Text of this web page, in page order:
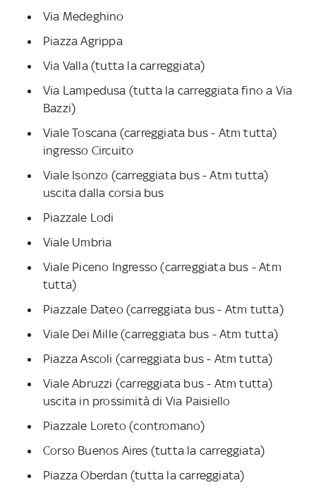
Via Medeghino
Piazza Agrippa
Via Valla (tutta la carreggiata)
Via Lampedusa (tutta la carreggiata fino a Via
Bazzi)
Viale Toscana (carreggiata bus - Atm tutta)
ingresso Circuito
Viale Isonzo (carreggiata bus - Atm tutta)
uscita dalla corsia bus
Piazzale Lodi
Viale Umbria
Viale Piceno Ingresso (carreggiata bus - Atm
tutta)
Piazzale Dateo (carreggiata bus - Atm tutta)
Viale Dei Mille (carreggiata bus - Atm tutta)
Piazza Ascoli (carreggiata bus - Atm tutta)
Viale Abruzzi (carreggiata bus - Atm tutta)
uscita in prossimità di Via Paisiello
Piazzale Loreto (contromano)
Corso Buenos Aires (tutta la carreggiata)
Piazza Oberdan (tutta la carreggiata)